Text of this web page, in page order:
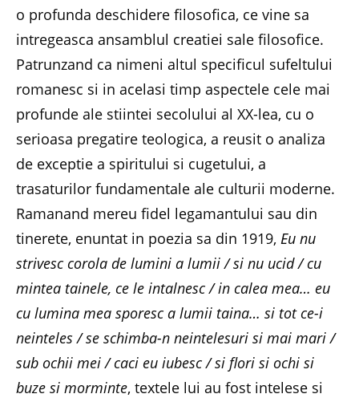
o profunda deschidere filosofica, ce vine sa
intregeasca ansamblul creatiei sale filosofice.
Patrunzand ca nimeni altul specificul sufeltului
romanesc si in acelasi timp aspectele cele mai
profunde ale stiintei secolului al XX-lea, cu o
serioasa pregatire teologica, a reusit o analiza
de exceptie a spiritului si cugetului, a
trasaturilor fundamentale ale culturii moderne.
Ramanand mereu fidel legamantului sau din
tinerete, enuntat in poezia sa din 1919, Eu nu
strivesc corola de lumini a lumii / si nu ucid / cu
mintea tainele, ce le intalnesc / in calea mea… eu
cu lumina mea sporesc a lumii taina… si tot ce-i
neinteles / se schimba-n neintelesuri si mai mari /
sub ochii mei / caci eu iubesc / si flori si ochi si
buze si morminte, textele lui au fost intelese si